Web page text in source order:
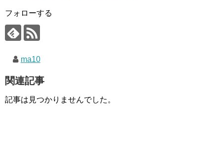
フォローする
ma10
関連記事
記事は見つかりませんでした。